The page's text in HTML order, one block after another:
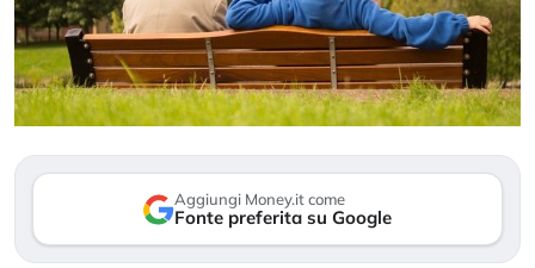
Aggiungi Money.it come
Fonte preferita su Google